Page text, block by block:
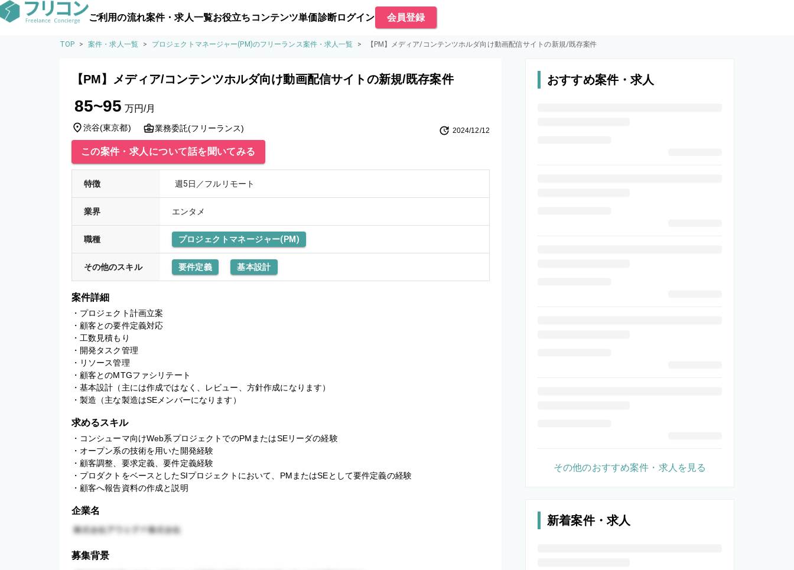
ご利用の流れ案件・求人一覧お役立ちコンテンツ単価診断ログイン 会員登録
TOP > 案件・求人一覧 > プロジェクトマネージャー(PM)のフリーランス案件・求人一覧 > 【PM】メディア/コンテンツホルダ向け動画配信サイトの新規/既存案件
【PM】メディア/コンテンツホルダ向け動画配信サイトの新規/既存案件
85~95 万円/月
渋谷(東京都) 業務委託(フリーランス) 2024/12/12
この案件・求人について話を聞いてみる
特徴 週5日／フルリモート
業界 エンタメ
職種 プロジェクトマネージャー(PM)
その他のスキル 要件定義 基本設計
案件詳細
・プロジェクト計画立案
・顧客との要件定義対応
・工数見積もり
・開発タスク管理
・リソース管理
・顧客とのMTGファシリテート
・基本設計（主には作成ではなく、レビュー、方針作成になります）
・製造（主な製造はSEメンバーになります）
求めるスキル
・コンシューマ向けWeb系プロジェクトでのPMまたはSEリーダの経験
・オープン系の技術を用いた開発経験
・顧客調整、要求定義、要件定義経験
・プロダクトをベースとしたSIプロジェクトにおいて、PMまたはSEとして要件定義の経験
・顧客へ報告資料の作成と説明
企業名
募集背景
おすすめ案件・求人
その他のおすすめ案件・求人を見る
新着案件・求人